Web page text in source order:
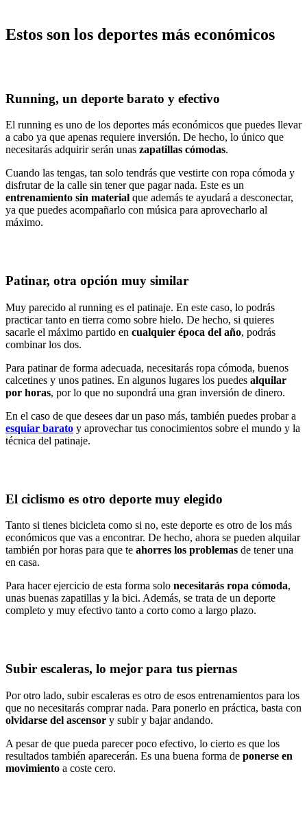
Estos son los deportes más económicos
Running, un deporte barato y efectivo
El running es uno de los deportes más económicos que puedes llevar
a cabo ya que apenas requiere inversión. De hecho, lo único que
necesitarás adquirir serán unas zapatillas cómodas.
Cuando las tengas, tan solo tendrás que vestirte con ropa cómoda y
disfrutar de la calle sin tener que pagar nada. Este es un
entrenamiento sin material que además te ayudará a desconectar,
ya que puedes acompañarlo con música para aprovecharlo al
máximo.
Patinar, otra opción muy similar
Muy parecido al running es el patinaje. En este caso, lo podrás
practicar tanto en tierra como sobre hielo. De hecho, si quieres
sacarle el máximo partido en cualquier época del año, podrás
combinar los dos.
Para patinar de forma adecuada, necesitarás ropa cómoda, buenos
calcetines y unos patines. En algunos lugares los puedes alquilar
por horas, por lo que no supondrá una gran inversión de dinero.
En el caso de que desees dar un paso más, también puedes probar a
esquiar barato y aprovechar tus conocimientos sobre el mundo y la
técnica del patinaje.
El ciclismo es otro deporte muy elegido
Tanto si tienes bicicleta como si no, este deporte es otro de los más
económicos que vas a encontrar. De hecho, ahora se pueden alquilar
también por horas para que te ahorres los problemas de tener una
en casa.
Para hacer ejercicio de esta forma solo necesitarás ropa cómoda,
unas buenas zapatillas y la bici. Además, se trata de un deporte
completo y muy efectivo tanto a corto como a largo plazo.
Subir escaleras, lo mejor para tus piernas
Por otro lado, subir escaleras es otro de esos entrenamientos para los
que no necesitarás comprar nada. Para ponerlo en práctica, basta con
olvidarse del ascensor y subir y bajar andando.
A pesar de que pueda parecer poco efectivo, lo cierto es que los
resultados también aparecerán. Es una buena forma de ponerse en
movimiento a coste cero.